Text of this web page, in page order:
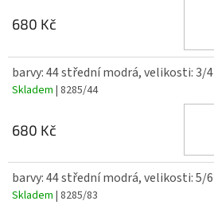
680 Kč
barvy: 44 střední modrá, velikosti: 3/4
Skladem | 8285/44
680 Kč
barvy: 44 střední modrá, velikosti: 5/6
Skladem | 8285/83